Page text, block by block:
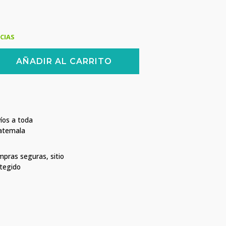
AÑADIR AL CARRITO
a toda
seguras, sitio